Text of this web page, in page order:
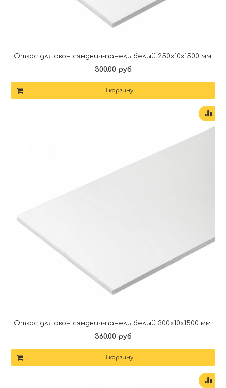
Откос для окон сэндвич-панель белый 250х10х1500 мм.
300.00 руб
В корзину
Откос для окон сэндвич-панель белый 300х10х1500 мм.
360.00 руб
В корзину